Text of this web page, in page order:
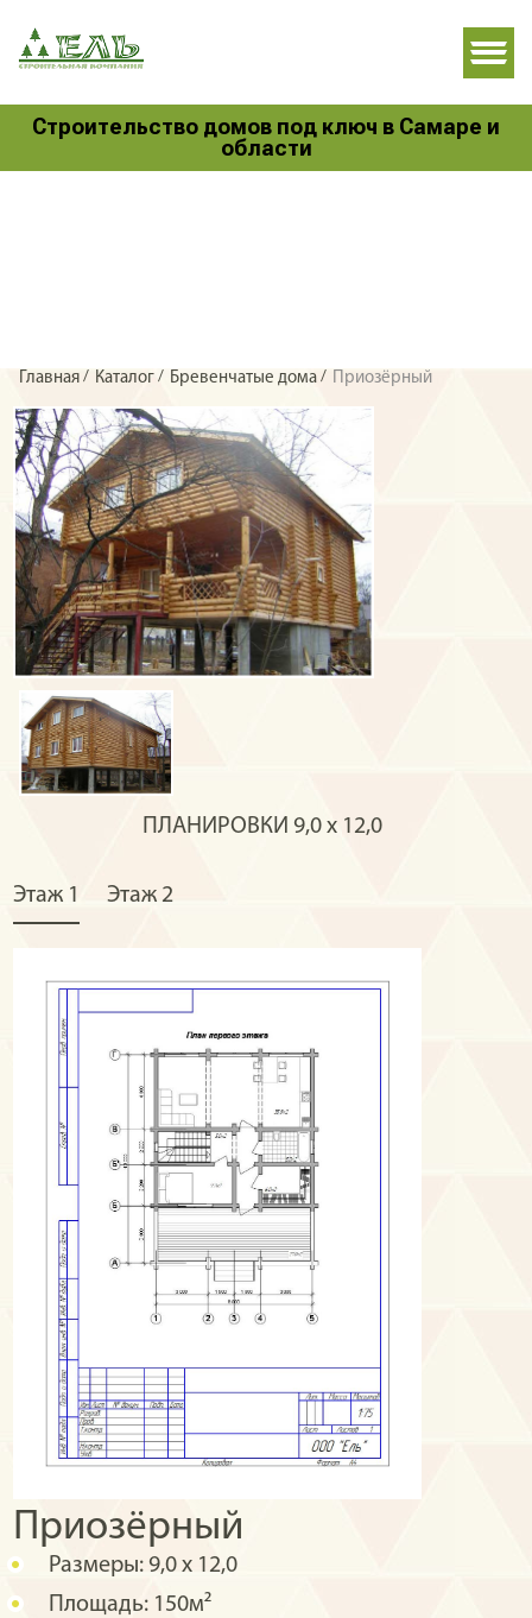
Строительство домов под ключ в Самаре и
области
Главная/ Каталог/ Бревенчатые дома/ Приозёрный
ПЛАНИРОВКИ9,0 х 12,0
Этаж 1 Этаж 2
Приозёрный
Размеры: 9,0 х 12,0
Площадь: 150м²